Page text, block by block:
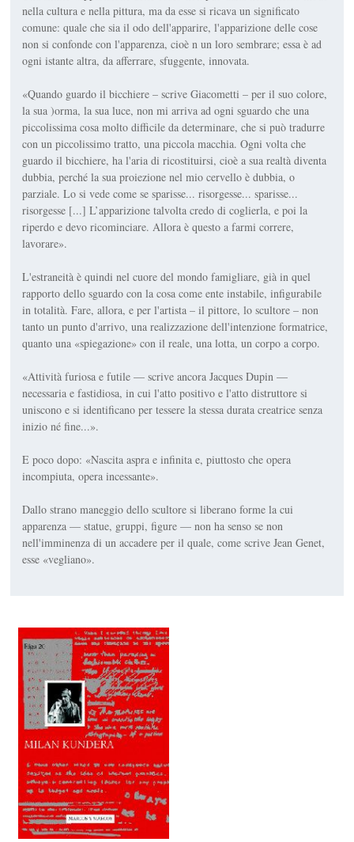
nella cultura e nella pittura, ma da esse si ricava un significato
comune: quale che sia il odo dell'apparire, l'apparizione delle cose
non si confonde con l'apparenza, cioè n un loro sembrare; essa è ad
ogni istante altra, da afferrare, sfuggente, innovata.
«Quando guardo il bicchiere – scrive Giacometti – per il suo colore,
la sua )orma, la sua luce, non mi arriva ad ogni sguardo che una
piccolissima cosa molto difficile da determinare, che si può tradurre
con un piccolissimo tratto, una piccola macchia. Ogni volta che
guardo il bicchiere, ha l'aria di ricostituirsi, cioè a sua realtà diventa
dubbia, perché la sua proiezione nel mio cervello è dubbia, o
parziale. Lo si vede come se sparisse... risorgesse... sparisse...
risorgesse [...] L’apparizione talvolta credo di coglierla, e poi la
riperdo e devo ricominciare. Allora è questo a farmi correre,
lavorare».
L'estraneità è quindi nel cuore del mondo famigliare, già in quel
rapporto dello sguardo con la cosa come ente instabile, infigurabile
in totalità. Fare, allora, e per l'artista – il pittore, lo scultore – non
tanto un punto d'arrivo, una realizzazione dell'intenzione formatrice,
quanto una «spiegazione» con il reale, una lotta, un corpo a corpo.
«Attività furiosa e futile — scrive ancora Jacques Dupin —
necessaria e fastidiosa, in cui l'atto positivo e l'atto distruttore si
uniscono e si identificano per tessere la stessa durata creatrice senza
inizio né fine...».
E poco dopo: «Nascita aspra e infinita e, piuttosto che opera
incompiuta, opera incessante».
Dallo strano maneggio dello scultore si liberano forme la cui
apparenza — statue, gruppi, figure — non ha senso se non
nell'imminenza di un accadere per il quale, come scrive Jean Genet,
esse «vegliano».